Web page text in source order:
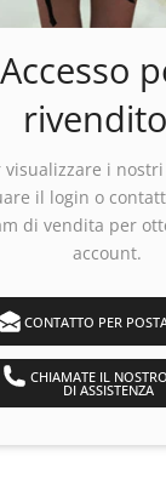
Accesso
visualizzare i
il login o
di vendita per
account.
CONTATTO PER
CHIAMATE IL
DI ASSISTENZA